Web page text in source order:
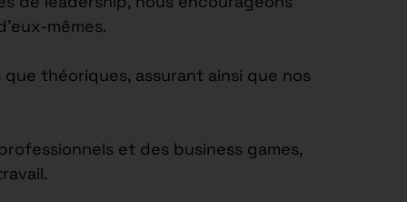
mêmes.
théoriques, assurant ainsi que nos
et des business games,